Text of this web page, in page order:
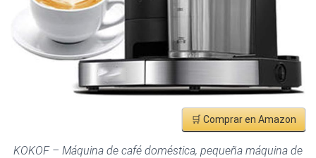
🛒 Comprar en Amazon
KOKOF – Máquina de café doméstica, pequeña máquina de